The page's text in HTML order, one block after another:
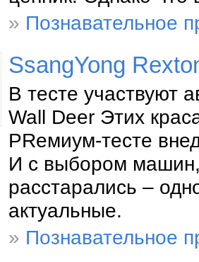
» Познавательное
SsangYong
В тесте участвуют
Wall Deer Этих
PRемиум-тесте
И с выбором машин,
расстарались –
актуальные.
» Познавательное